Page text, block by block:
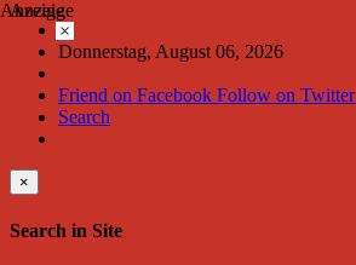
Donnerstag, August 06, 2026
Friend on Facebook Follow on Twitter
Search
×
Search in Site
Anzeige
×
Anzeige